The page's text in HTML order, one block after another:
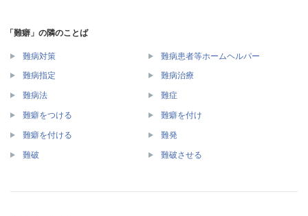
「難癖」の隣のことば
難病対策 難病患者等ホームヘルパー
難病指定 難病治療
難病法 難症
難癖をつける 難癖を付け
難癖を付ける 難発
難破 難破させる